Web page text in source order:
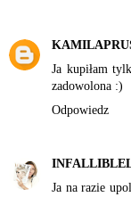
Ja kupiłam
zadowolona :)
Odpowiedz
Ja na razie